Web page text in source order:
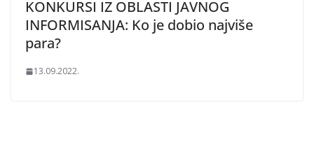
KONKURSI IZ OBLASTI JAVNOG
INFORMISANJA: Ko je dobio najviše
para?
13.09.2022.